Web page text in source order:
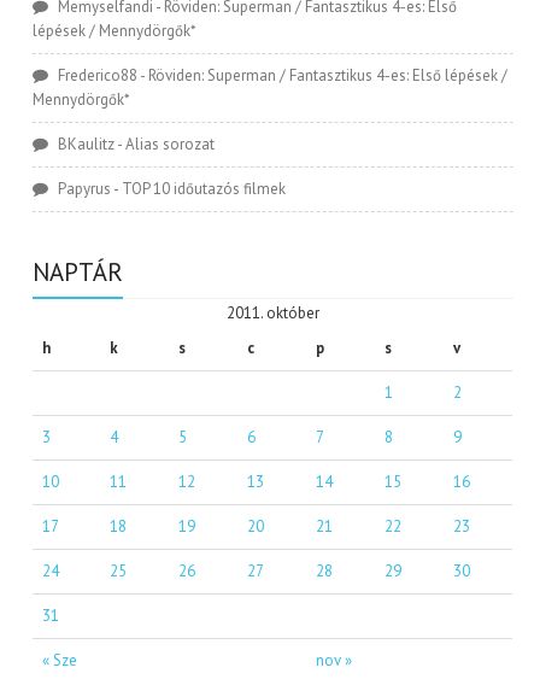
Memyselfandi - Röviden: Superman / Fantasztikus 4-es: Első
lépések / Mennydörgők*
Frederico88 - Röviden: Superman / Fantasztikus 4-es: Első lépések /
Mennydörgők*
BKaulitz-Alias sorozat
Papyrus - TOP 10 időutazós filmek
NAPTÁR
2011. október
h
k s c p s v
« Sze nov »
1 2
3 4 5 6 7 8 9
10 11 12 13 14 15 16
17 18 19 20 21 22 23
24 25 26 27 28 29 30
31